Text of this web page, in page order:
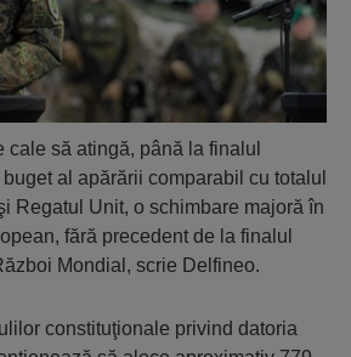
cale să atingă, până la finalul
al apărării comparabil cu totalul
Regatul Unit, o schimbare majoră în
fără precedent de la finalul
Mondial, scrie Delfineo.
constituţionale privind datoria